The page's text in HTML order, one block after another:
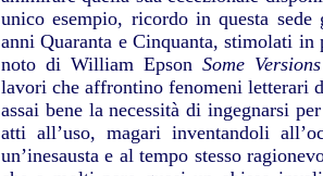
unico esempio, ricordo in questa
anni Quaranta e Cinquanta, stimolati
noto di William Epson Some
lavori che affrontino fenomeni letterari
assai bene la necessità di ingegnarsi
atti all’uso, magari inventandoli
un’inesausta e al tempo stesso